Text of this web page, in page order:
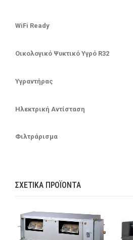
WiFi Ready
Οικολογικό Ψυκτικό Υγρό R32
Υγραντήρας
Ηλεκτρική Αντίσταση
Φιλτράρισμα
ΣΧΕΤΙΚΆ ΠΡΟΪΌΝΤΑ